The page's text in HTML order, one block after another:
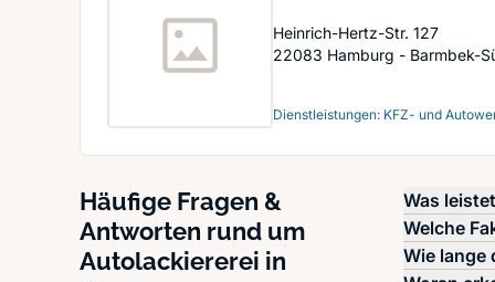
Heinrich-Hertz-Str. 127
22083 Hamburg - Barmbek-
Dienstleistungen: KFZ- und
Häufige Fragen &
Antworten rund um
Autolackiererei in
Was
Welche
Wie lange